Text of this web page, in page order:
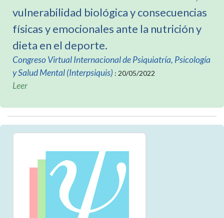
vulnerabilidad biológica y consecuencias
físicas y emocionales ante la nutrición y
dieta en el deporte.
Congreso Virtual Internacional de Psiquiatría, Psicología
y Salud Mental (Interpsiquis) : 20/05/2022
Leer